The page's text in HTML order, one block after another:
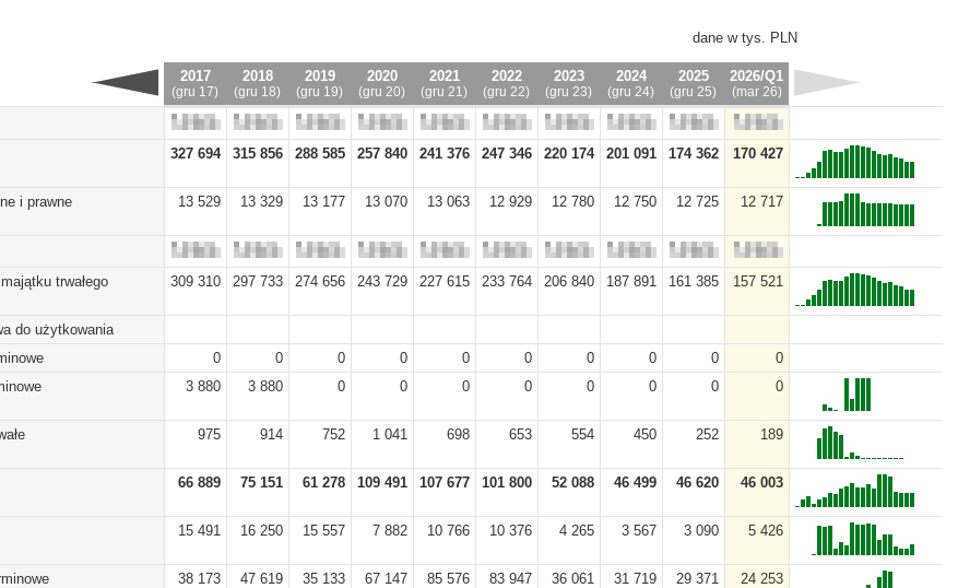
dane w tys. PLN
2017
(gru 17)
2018
(gru 18)
2019
(gru 19)
2020
(gru 20)
2021
(gru 21)
2022
(gru 22)
2023
(gru 23)
2024
(gru 24)
2025
(gru 25)
2026/Q1
(mar 26)
327 694 315 856 288 585 257 840 241 376 247 346 220 174 201 091 174 362 170 427
i prawne 13 529 13 329 13 177 13 070 13 063 12 929 12 780 12 750 12 725 12 717
trwałego
309 310 297 733 274 656 243 729 227 615 233 764 206 840 187 891 161 385 157 521
do użytkowania
0 0 0 0 0 0 0 0 0
0
3 880 3 880 0 0 0 0 0 0 0 0
975 914 752 1 041 698 653 554 450 252 189
66 889 75 151 61 278 109 491 107 677 101 800 52 088 46 499 46 620 46 003
15 491 16 250 15 557 7 882 10 766 10 376 4 265 3 567 3 090 5 426
38 173 47 619 35 133 67 147 85 576 83 947 36 061 31 719 29 371 24 253